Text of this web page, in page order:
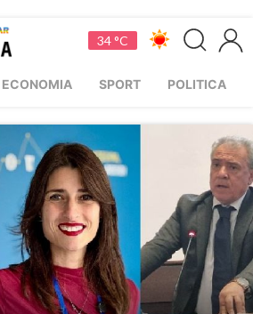
34 °C
ECONOMIA SPORT POLITICA